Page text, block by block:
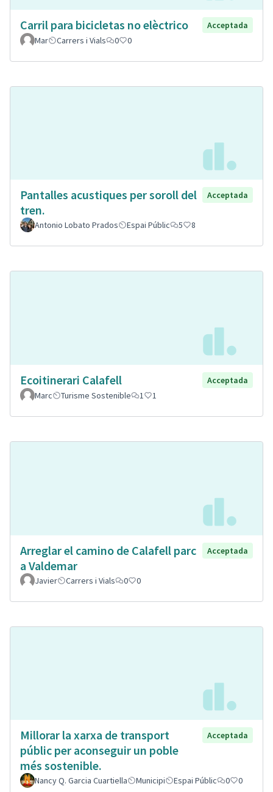
Carril para bicicletas no elèctrico
Acceptada
Mar
Carrers i Vials 0 0
Pantalles acustiques per soroll del
tren.
Acceptada
Antonio Lobato Prados Espai Públic 5 8
Ecoitinerari Calafell
Acceptada
Marc
Turisme Sostenible 1 1
Arreglar el camino de Calafell parc
a Valdemar
Acceptada
Javier Carrers i Vials 0 0
Millorar la xarxa de transport
públic per aconseguir un poble
més sostenible.
Acceptada
Nancy Q. Garcia Cuartiella Municipi Espai Públic 0 0